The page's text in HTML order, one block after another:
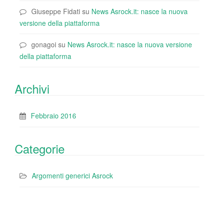
Giuseppe Fidati su News Asrock.it: nasce la nuova
versione della piattaforma
gonagoi su News Asrock.it: nasce la nuova versione
della piattaforma
Archivi
Febbraio 2016
Categorie
Argomenti generici Asrock